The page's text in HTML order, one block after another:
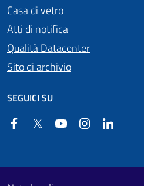
Casa di vetro
Atti di notifica
Qualità Datacenter
Sito di archivio
SEGUICI SU
FacebookTwitter YouTube Instagram
Footer First
Useful links section